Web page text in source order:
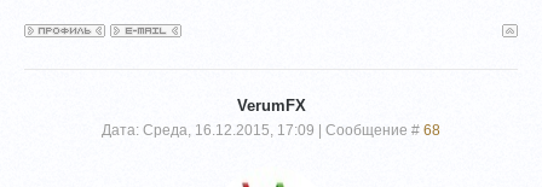
VerumFX
Дата: Среда, 16.12.2015, 17:09 | Сообщение # 68